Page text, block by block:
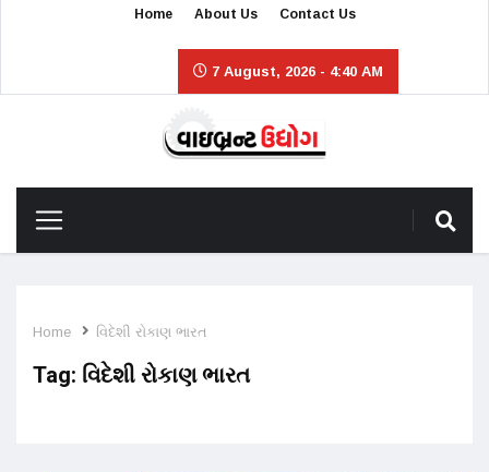
Home About Us Contact Us
7 August, 2026 - 4:40 AM
Home વિદેશી રોકાણ ભારત
Tag: વિદેશી રોકાણ ભારત